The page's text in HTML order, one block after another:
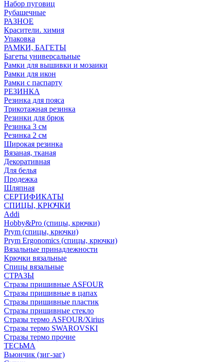
Набор пуговиц
Рубашечные
РАЗНОЕ
Красители. химия
Упаковка
РАМКИ, БАГЕТЫ
Багеты универсальные
Рамки для вышивки и мозаики
Рамки для икон
Рамки с паспарту
РЕЗИНКА
Резинка для пояса
Трикотажная резинка
Резинки для брюк
Резинка 3 см
Резинка 2 см
Широкая резинка
Вязаная, тканая
Декоративная
Для белья
Продежка
Шляпная
СЕРТИФИКАТЫ
СПИЦЫ, КРЮЧКИ
Addi
Hobby&Pro (спицы, крючки)
Prym (спицы, крючки)
Prym Ergonomics (спицы, крючки)
Вязальные принадлежности
Крючки вязальные
Спицы вязальные
СТРАЗЫ
Стразы пришивные ASFOUR
Стразы пришивные в цапах
Стразы пришивные пластик
Стразы пришивные стекло
Стразы термо ASFOUR/Xirius
Стразы термо SWAROVSKI
Стразы термо прочие
ТЕСЬМА
Вьюнчик (зиг-заг)